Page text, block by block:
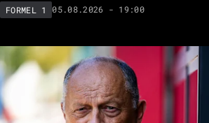
FORMEL 1 05.08.2026 - 19:00